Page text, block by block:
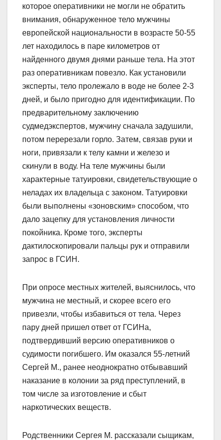
которое оперативники не могли не обратить
внимания, обнаруженное тело мужчины
европейской национальности в возрасте 50-55
лет находилось в паре километров от
найденного двумя днями раньше тела. На этот
раз оперативникам повезло. Как установили
эксперты, тело пролежало в воде не более 2-3
дней, и было пригодно для идентификации. По
предварительному заключению
судмедэкспертов, мужчину сначала задушили,
потом перерезали горло. Затем, связав руки и
ноги, привязали к телу камни и железо и
скинули в воду. На теле мужчины были
характерные татуировки, свидетельствующие о
неладах их владельца с законом. Татуи­ровки
были выполнены «зоновским» способом, что
дало зацепку для установления личности
покойника. Кроме того, эксперты
дактилоскопировали пальцы рук и отправили
запрос в ГСИН.
При опросе местных жителей, выяснилось, что
мужчина не местный, и скорее всего его
привезли, чтобы избавиться от тела. Через
пару дней пришел ответ от ГСИНа,
подтвердивший версию оперативников о
судимости погибшего. Им оказался 55-летний
Сергей М., ранее неоднократно отбывавший
наказание в колонии за ряд преступлений, в
том числе за изготовление и сбыт
наркотических веществ.
Родственники Сергея М. рассказали сыщикам,